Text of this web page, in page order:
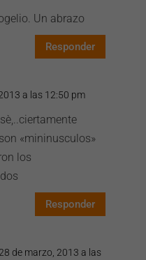
Un abrazo
Responder
a las 12:50 pm
«mininusculos»
los
Responder
de marzo, 2013 a las